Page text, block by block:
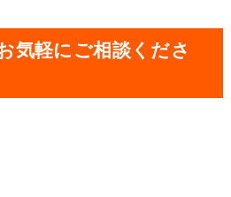
気軽にご相談くださ